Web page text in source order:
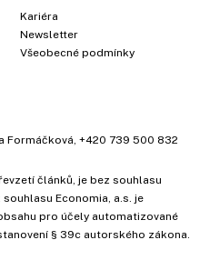
Kariéra
Newsletter
Všeobecné podmínky
Formáčková +420 739 500 832
článků, je bez souhlasu
Economia, a.s. je
pro účely automatizované
§ 39c autorského zákona.